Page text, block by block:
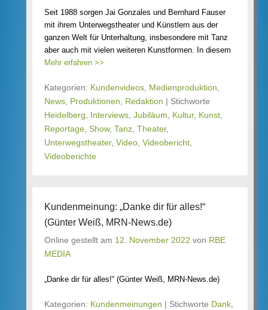
Seit 1988 sorgen Jai Gonzales und Bernhard Fauser
mit ihrem Unterwegstheater und Künstlern aus der
ganzen Welt für Unterhaltung, insbesondere mit Tanz
aber auch mit vielen weiteren Kunstformen. In diesem
Mehr erfahren >>
Kategorien: Kundenvideos Medienproduktion
News Produktionen Redaktion | Stichworte
Heidelberg
Interviews Jubiläum Kultur, Kunst
Reportage Show, Tanz Theater,
Unterwegstheater, Video Videobericht
Videoberichte
Kundenmeinung: „Danke dir für alles!“
(Günter Weiß, MRN-News.de)
Online gestellt am 12. November 2022 von RBE
MEDIA
„Danke dir für alles!“ (Günter Weiß, MRN-News.de)
Kategorien: Kundenmeinungen | Stichworte Dank